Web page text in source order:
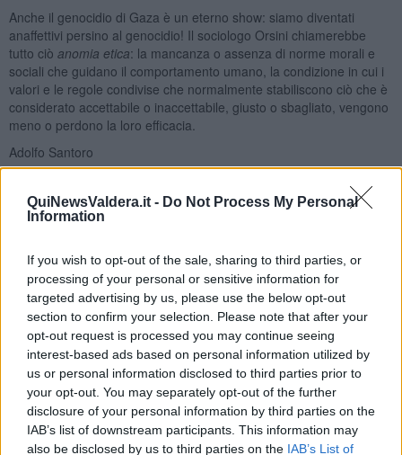
QuiNewsValdera.it - Do Not Process My Personal
Information
If you wish to opt-out of the sale, sharing to third parties, or
processing of your personal or sensitive information for
targeted advertising by us, please use the below opt-out
section to confirm your selection. Please note that after your
opt-out request is processed you may continue seeing
interest-based ads based on personal information utilized by
us or personal information disclosed to third parties prior to
your opt-out. You may separately opt-out of the further
disclosure of your personal information by third parties on the
IAB’s list of downstream participants. This information may
also be disclosed by us to third parties on the IAB’s List of
Anche il genocidio di Gaza è un eterno show: siamo diventati
anaffettivi persino al genocidio! Il sociologo Orsini chiamerebbe
tutto ciò anomia etica: la mancanza o assenza di norme morali e
sociali che guidano il comportamento umano, la condizione in cui i
valori e le regole condivise che normalmente stabiliscono ciò che è
considerato accettabile o inaccettabile, giusto o sbagliato, vengono
meno o perdono la loro efficacia.
Adolfo Santoro
Se vuoi leggere le notizie principali della Toscana iscriviti alla
Newsletter QUInews - ToscanaMedia.Arriva gratis tutti i giorni
alle 20:00 direttamente nella tua casella di posta.
Basta cliccareQUI
Ti potrebbe interessare anche:
Articoli dal Blog “Disincantato” di Adolfo Santoro
​Linee guida per organizzare il civismo della complessità
​Il ripristino della natura secondo la legge e l’impegno dei